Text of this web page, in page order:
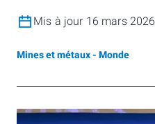
Mis à jour 16 mars 2026
Mines et métaux - Monde